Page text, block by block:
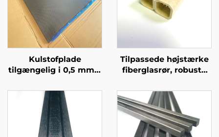
Kulstofplade
tilgængelig i 0,5 mm, 1
mm, 3 mm og 4 mm
3K blankoverflade
kulstofplade i tilpasset
størrelse
Tilpassede højstærke
fiberglasrør, robuste
scenarier